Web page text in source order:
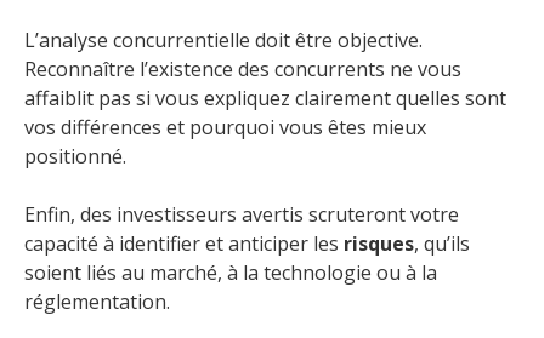
L’analyse concurrentielle doit être objective.
Reconnaître l’existence des concurrents ne vous
affaiblit pas si vous expliquez clairement quelles sont
vos différences et pourquoi vous êtes mieux
positionné.
Enfin, des investisseurs avertis scruteront votre
capacité à identifier et anticiper les risques, qu’ils
soient liés au marché, à la technologie ou à la
réglementation.